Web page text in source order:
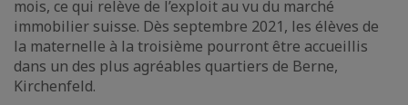
mois, ce qui relève de l’exploit au vu du marché
immobilier suisse. Dès septembre 2021, les élèves de
la maternelle à la troisième pourront être accueillis
dans un des plus agréables quartiers de Berne,
Kirchenfeld.